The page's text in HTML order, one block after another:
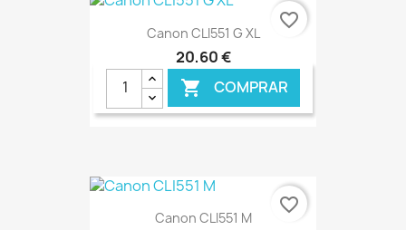
€ ONLINE
Canon CLI551 G XL
20,60 €
 COMPRAR
€ ONLINE
favorite_border
Canon CLI551 M
favorite_border